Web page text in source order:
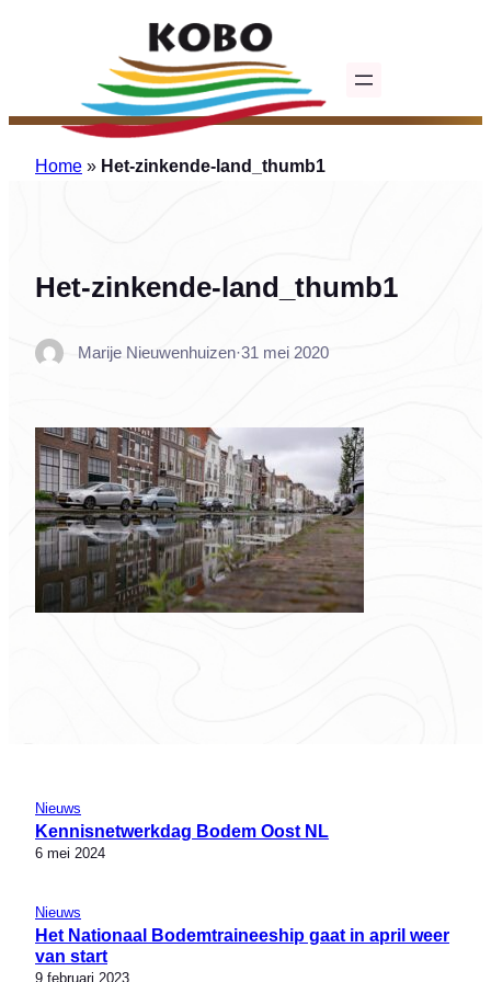
Home » Het-zinkende-land_thumb1
Het-zinkende-land_thumb1
Marije Nieuwenhuizen·31 mei 2020
Nieuws
Kennisnetwerkdag Bodem Oost NL
6 mei 2024
Nieuws
Het Nationaal Bodemtraineeship gaat in april weer
van start
9 februari 2023